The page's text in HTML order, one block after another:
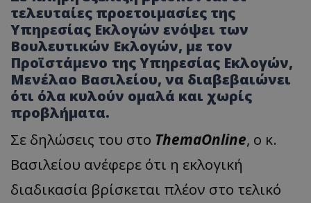
τελευταίες προετοιμασίες της
Υπηρεσίας Εκλογών ενόψει των
Βουλευτικών Εκλογών, με τον
Προϊστάμενο της Υπηρεσίας Εκλογών,
Μενέλαο Βασιλείου, να διαβεβαιώνει
ότι όλα κυλούν ομαλά και χωρίς
προβλήματα.
Σε δηλώσεις του στο ThemaOnline, ο κ.
Βασιλείου ανέφερε ότι η εκλογική
διαδικασία βρίσκεται πλέον στο τελικό